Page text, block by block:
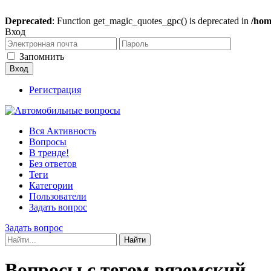
Deprecated: Function get_magic_quotes_gpc() is deprecated in /
Вход
Запомнить
Регистрация
Вся Активность
Вопросы
В тренде!
Без ответов
Теги
Категории
Пользователи
Задать вопрос
Задать вопрос